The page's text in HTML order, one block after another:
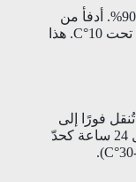
10-13°C (50-55°F)، رطوبة نسبية 85-90%. أدفأ من
البرتقال! الليمون حسّاس للغاية للضرر البردي تحت 10°C. هذا
تُنقل فورًا إلى
غرفة التبريد، تُبرّد إلى الحرارة المستهدفة خلال 24 ساعة كحدّ